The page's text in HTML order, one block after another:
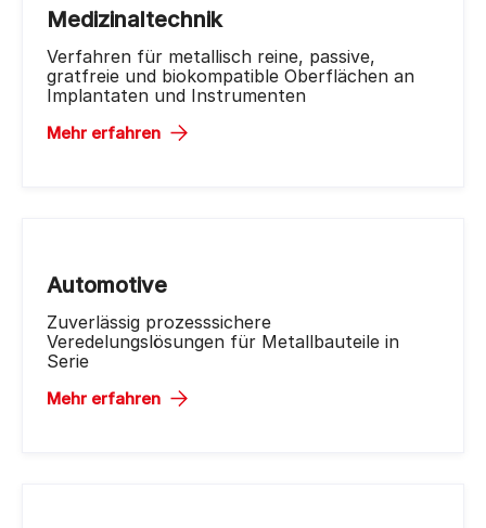
Medizinaltechnik
Verfahren für metallisch reine, passive,
gratfreie und biokompatible Oberflächen an
Implantaten und Instrumenten
Mehr erfahren
Automotive
Zuverlässig prozesssichere
Veredelungslösungen für Metallbauteile in
Serie
Mehr erfahren